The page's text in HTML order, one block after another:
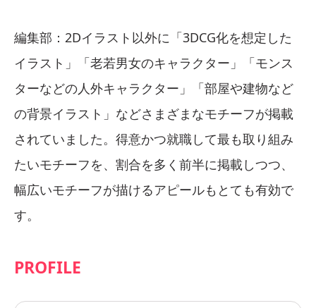
編集部：2Dイラスト以外に「3DCG化を想定した
イラスト」「老若男女のキャラクター」「モンス
ターなどの人外キャラクター」「部屋や建物など
の背景イラスト」などさまざまなモチーフが掲載
されていました。得意かつ就職して最も取り組み
たいモチーフを、割合を多く前半に掲載しつつ、
幅広いモチーフが描けるアピールもとても有効で
す。
PROFILE